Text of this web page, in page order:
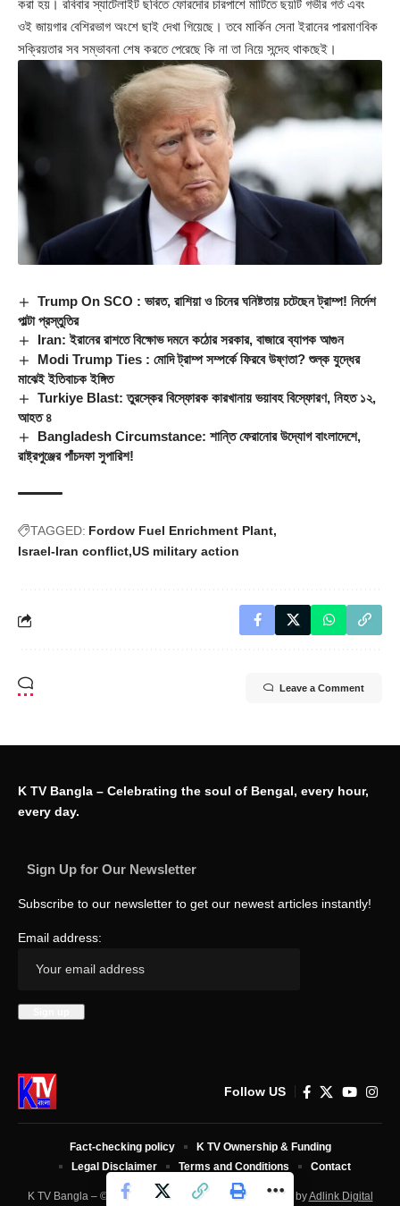
করা হয়। রবিবার স্যাটেলাইট ছবিতে ফোরদোর চারপাশে মাটিতে ছয়টি গভীর গর্ত এবং
ওই জায়গার বেশিরভাগ অংশে ছাই দেখা গিয়েছে। তবে মার্কিন সেনা ইরানের পারমাণবিক
সক্রিয়তার সব সম্ভাবনা শেষ করতে পেরেছে কি না তা নিয়ে সন্দেহ থাকছেই।
Trump On SCO : ভারত, রাশিয়া ও চিনের ঘনিষ্টতায় চটেছেন ট্রাম্প! নির্দেশ
পাল্টা প্রস্তুতির
Iran: ইরানের রাশতে বিক্ষোভ দমনে কঠোর সরকার, বাজারে ব্যাপক আগুন
Modi Trump Ties : মোদি ট্রাম্প সম্পর্কে ফিরবে উষ্ণতা? শুল্ক যুদ্ধের
মাঝেই ইতিবাচক ইঙ্গিত
Turkiye Blast: তুরস্কের বিস্ফোরক কারখানায় ভয়াবহ বিস্ফোরণ, নিহত ১২,
আহত ৪
Bangladesh Circumstance: শান্তি ফেরানোর উদ্যোগ বাংলাদেশে,
রাষ্ট্রপুঞ্জের পাঁচদফা সুপারিশ!
TAGGED: Fordow Fuel Enrichment Plant
Israel-Iran conflict US military action
Leave a Comment
K TV Bangla – Celebrating the soul of Bengal, every hour,
every day.
Sign Up for Our Newsletter
Subscribe to our newsletter to get our newest articles instantly!
Email address:
Follow US
K TV Bangla – © 2025 All Rights Reserved. Developed byAdlink Digital
Fact-checking policy
K TV Ownership & Funding
Legal Disclaimer
Terms and Conditions Contact